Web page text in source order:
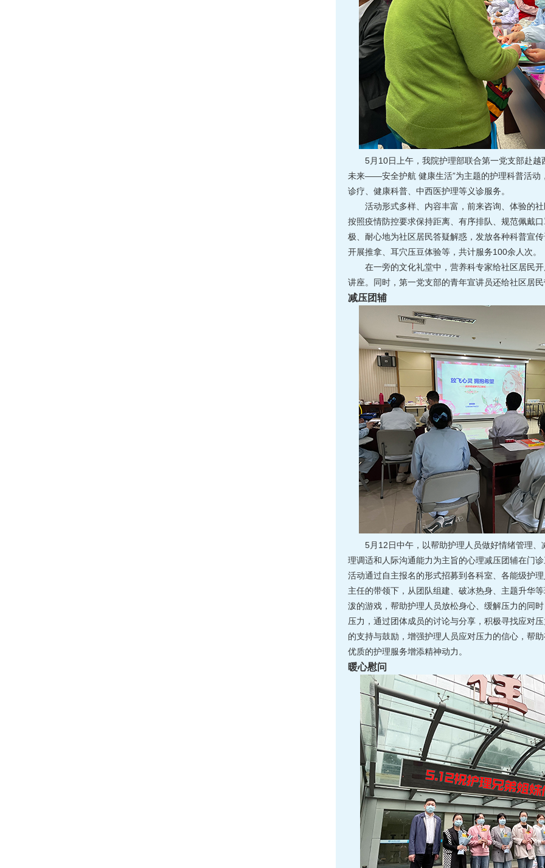
5月10日上午，我院护理部联合第一党支部赴越
未来——安全护航 健康生活”为主题的护理科普活动
诊疗、健康科普、中西医护理等义诊服务。
活动形式多样、内容丰富，前来咨询、体验的
按照疫情防控要求保持距离、有序排队、规范佩戴
极、耐心地为社区居民答疑解惑，发放各种科普宣
开展推拿、耳穴压豆体验等，共计服务100余人次。
在一旁的文化礼堂中，营养科专家给社区居民
讲座。同时，第一党支部的青年宣讲员还给社区居
减压团辅
5月12日中午，以帮助护理人员做好情绪管理
理调适和人际沟通能力为主旨的心理减压团辅在门
活动通过自主报名的形式招募到各科室、各能级护
主任的带领下，从团队组建、破冰热身、主题升华
泼的游戏，帮助护理人员放松身心、缓解压力的同
压力，通过团体成员的讨论与分享，积极寻找应对
的支持与鼓励，增强护理人员应对压力的信心，帮
优质的护理服务增添精神动力。
暖心慰问